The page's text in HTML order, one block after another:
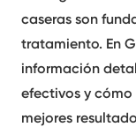
caseras son
tratamiento. En
información
efectivos y
mejores